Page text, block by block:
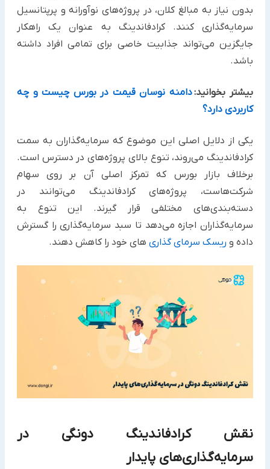
بدون نیاز به مبالغ کلان، در پروژه‌های نوآورانه و پرپتانسیل
سرمایه‌گذاری کنند. کرادفاندینگ به عنوان یک راهکار
جایگزین می‌تواند جذابیت خاصی برای تمامی افراد داشته
باشد.
بیشتر بخوانید:دامنه نوسان قیمت در بورس چیست و چه
کاربردی دارد؟
یکی از دلایل اصلی این موضوع که سرمایه‌گذاران به سمت
کرادفاندینگ می‌روند، تنوع بالای پروژه‌های در دسترس است.
برخلاف بازار بورس که تمرکز اصلی آن بر روی سهام
شرکت‌هاست، پروژه‌های کرادفاندینگ می‌توانند در
دسته‌بندی‌های مختلفی قرار گیرند. این تنوع به
سرمایه‌گذاران اجازه می‌دهد تا سبد سرمایه‌گذاری را گسترش
داده و ریسک سرمای گذاری‌ های خود را کاهش دهند.
نقش کرادفاندینگ دونگی در
سرمایه‌گذاری‌های پایدار